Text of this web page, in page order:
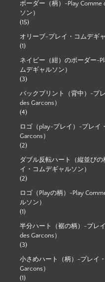
ボーダー（柄）-Play
ソン）
(15)
オリーブ-プレイ・コムデギ
(1)
ネイビー（紺）のボーダー-
ムデギャルソン）
(3)
バックプリント（背中）-プ
des Garcons）
(4)
ロゴ（play-プレイ）-プレイ
Garcons）
(2)
ダブル反転ハート（縦並びの
イ・コムデギャルソン）
(2)
ロゴ（Playの柄）-Play
ルソン）
(1)
半分ハート（裾の柄）-プレ
des Garcons）
(3)
小さめハート（柄）-プレイ
Garcons）
(1)